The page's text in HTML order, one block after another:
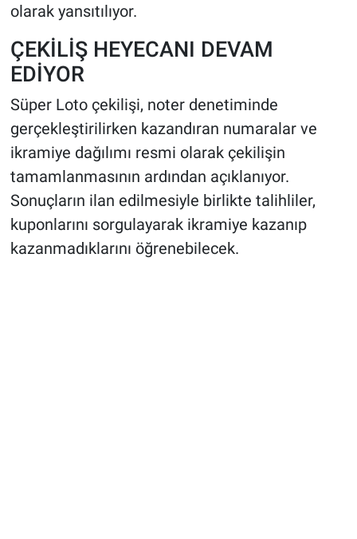
olarak yansıtılıyor.
ÇEKİLİŞ HEYECANI DEVAM
EDİYOR
Süper Loto çekilişi, noter denetiminde
gerçekleştirilirken kazandıran numaralar ve
ikramiye dağılımı resmi olarak çekilişin
tamamlanmasının ardından açıklanıyor.
Sonuçların ilan edilmesiyle birlikte talihliler,
kuponlarını sorgulayarak ikramiye kazanıp
kazanmadıklarını öğrenebilecek.